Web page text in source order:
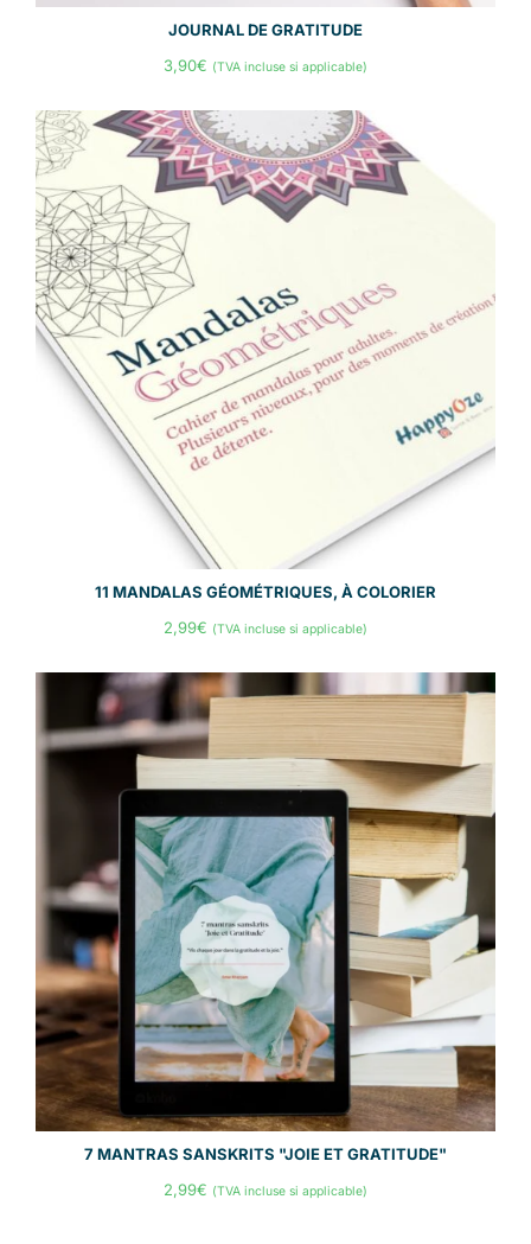
JOURNAL DE GRATITUDE
3,90€ (TVA incluse si applicable)
11 MANDALAS GÉOMÉTRIQUES, À COLORIER
2,99€ (TVA incluse si applicable)
7 MANTRAS SANSKRITS "JOIE ET GRATITUDE"
2,99€ (TVA incluse si applicable)